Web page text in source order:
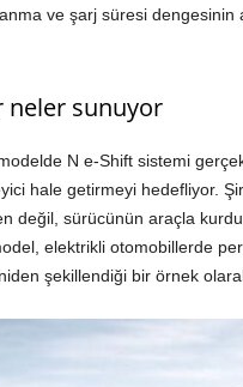
ve şarj süresi dengesinin
neler sunuyor
N e-Shift sistemi
hale getirmeyi hedefliyor.
değil, sürücünün araçla
elektrikli otomobillerde
şekillendiği bir örnek